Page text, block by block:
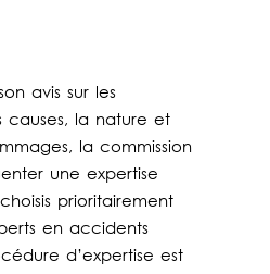
avis sur les
causes, la nature et
la commission
une expertise
prioritairement
en accidents
d’expertise est